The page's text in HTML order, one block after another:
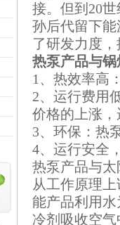
接。但到20
孙后代留下
了研发力度
热泵产品与
1、热效率高
2、运行费用
价格的上涨，
3、环保：热
4、运行安全
热泵产品与太
从工作原理
能产品利用
冷剂吸收空